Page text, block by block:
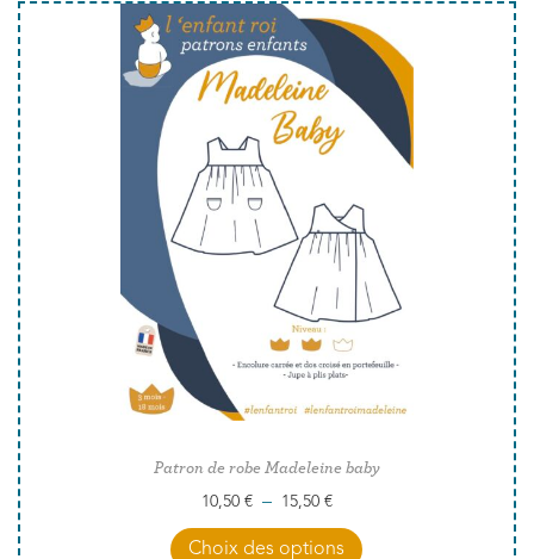
Patron de robe Madeleine baby
10,50 € – 15,50 €
Choix des options